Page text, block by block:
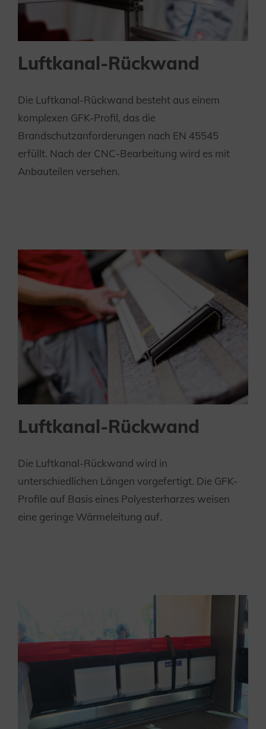
Luftkanal-Rückwand
Die Luftkanal-Rückwand besteht aus einem
komplexen GFK-Profil, das die
Brandschutzanforderungen nach EN 45545
erfüllt. Nach der CNC-Bearbeitung wird es mit
Anbauteilen versehen.
Luftkanal-Rückwand
Die Luftkanal-Rückwand wird in
unterschiedlichen Längen vorgefertigt. Die GFK-
Profile auf Basis eines Polyesterharzes weisen
eine geringe Wärmeleitung auf.